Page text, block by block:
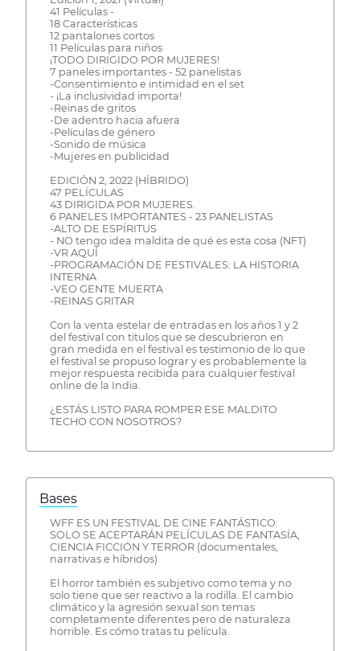
41 Películas -
18 Características
12 pantalones cortos
11 Películas para niños
¡TODO DIRIGIDO POR MUJERES!
7 paneles importantes - 52 panelistas
-Consentimiento e intimidad en el set
- ¡La inclusividad importa!
-Reinas de gritos
-De adentro hacia afuera
-Películas de género
-Sonido de música
-Mujeres en publicidad
EDICIÓN 2, 2022 (HÍBRIDO)
47 PELÍCULAS
43 DIRIGIDA POR MUJERES.
6 PANELES IMPORTANTES - 23 PANELISTAS
-ALTO DE ESPÍRITUS
- NO tengo idea maldita de qué es esta cosa (NFT)
-VR AQUÍ
-PROGRAMACIÓN DE FESTIVALES: LA HISTORIA
INTERNA
-VEO GENTE MUERTA
-REINAS GRITAR
Con la venta estelar de entradas en los años 1 y 2
del festival con títulos que se descubrieron en
gran medida en el festival es testimonio de lo que
el festival se propuso lograr y es probablemente la
mejor respuesta recibida para cualquier festival
online de la India.
¿ESTÁS LISTO PARA ROMPER ESE MALDITO
TECHO CON NOSOTROS?
Bases
WFF ES UN FESTIVAL DE CINE FANTÁSTICO:
SOLO SE ACEPTARÁN PELÍCULAS DE FANTASÍA,
CIENCIA FICCIÓN Y TERROR (documentales,
narrativas e híbridos)
El horror también es subjetivo como tema y no
solo tiene que ser reactivo a la rodilla. El cambio
climático y la agresión sexual son temas
completamente diferentes pero de naturaleza
horrible. Es cómo tratas tu película.